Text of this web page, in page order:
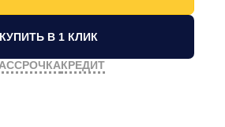
КУПИТЬ В 1 КЛИК
КРЕДИТ